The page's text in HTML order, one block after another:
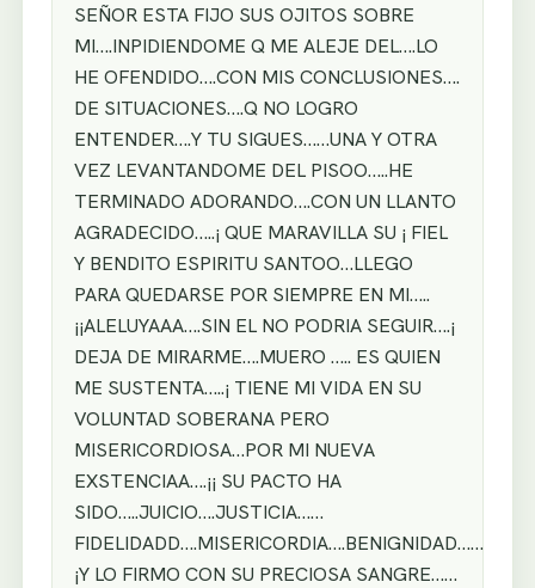
SEÑOR ESTA FIJO SUS OJITOS SOBRE
MI….INPIDIENDOME Q ME ALEJE DEL….LO
HE OFENDIDO….CON MIS CONCLUSIONES….
DE SITUACIONES….Q NO LOGRO
ENTENDER….Y TU SIGUES……UNA Y OTRA
VEZ LEVANTANDOME DEL PISOO…..HE
TERMINADO ADORANDO….CON UN LLANTO
AGRADECIDO…..¡ QUE MARAVILLA SU ¡ FIEL
Y BENDITO ESPIRITU SANTOO…LLEGO
PARA QUEDARSE POR SIEMPRE EN MI…..
¡¡ALELUYAAA….SIN EL NO PODRIA SEGUIR….¡
DEJA DE MIRARME….MUERO ….. ES QUIEN
ME SUSTENTA…..¡ TIENE MI VIDA EN SU
VOLUNTAD SOBERANA PERO
MISERICORDIOSA…POR MI NUEVA
EXSTENCIAA….¡¡ SU PACTO HA
SIDO…..JUICIO….JUSTICIA……
FIDELIDADD….MISERICORDIA….BENIGNIDAD……
¡Y LO FIRMO CON SU PRECIOSA SANGRE……